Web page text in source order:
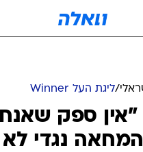
/ליגת העל Winner
"אין ספק
נגדי לא